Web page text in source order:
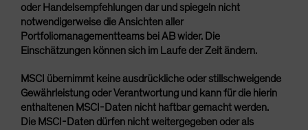
oder Handelsempfehlungen dar und spiegeln nicht
notwendigerweise die Ansichten aller
Portfoliomanagementteams bei AB wider. Die
Einschätzungen können sich im Laufe der Zeit ändern.
MSCI übernimmt keine ausdrückliche oder stillschweigende
Gewährleistung oder Verantwortung und kann für die hierin
enthaltenen MSCI-Daten nicht haftbar gemacht werden.
Die MSCI-Daten dürfen nicht weitergegeben oder als